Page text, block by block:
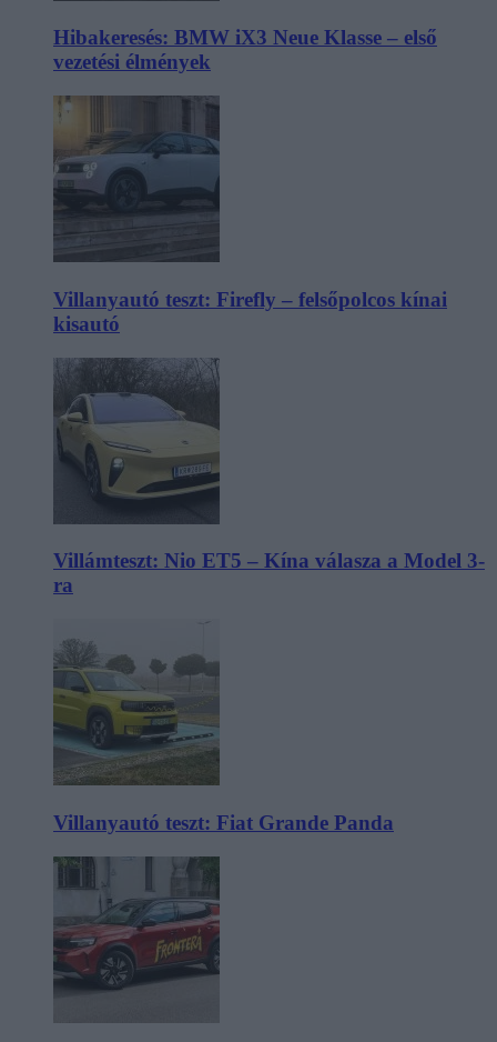
Hibakeresés: BMW iX3 Neue Klasse – első
vezetési élmények
Villanyautó teszt: Firefly – felsőpolcos kínai
kisautó
Villámteszt: Nio ET5 – Kína válasza a Model 3-
ra
Villanyautó teszt: Fiat Grande Panda